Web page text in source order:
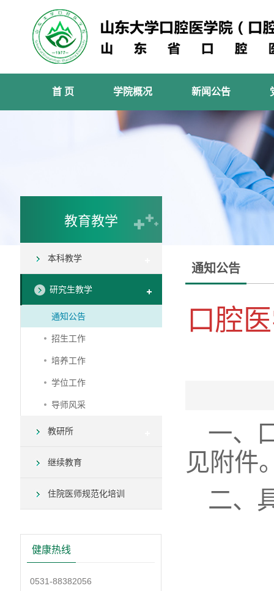
首 页 学院概况 新闻公告
教育教学
本科教学
研究生教学
通知公告
招生工作
培养工作
学位工作
导师风采
教研所
继续教育
住院医师规范化培训
健康热线
0531-88382056
通知公告
口腔
一、
见附件
二、